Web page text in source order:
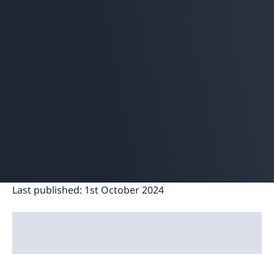
Last published: 1st October 2024